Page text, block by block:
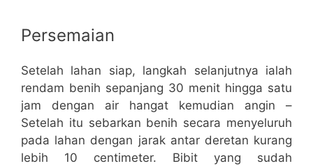
Persemaian
Setelah lahan siap, langkah selanjutnya ialah
rendam benih sepanjang 30 menit hingga satu
jam dengan air hangat kemudian angin –
Setelah itu sebarkan benih secara menyeluruh
pada lahan dengan jarak antar deretan kurang
lebih 10 centimeter. Bibit yang sudah